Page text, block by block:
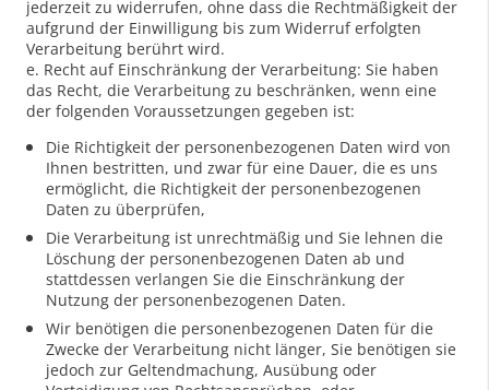
jederzeit zu widerrufen, ohne dass die Rechtmäßigkeit der
aufgrund der Einwilligung bis zum Widerruf erfolgten
Verarbeitung berührt wird.
e. Recht auf Einschränkung der Verarbeitung: Sie haben
das Recht, die Verarbeitung zu beschränken, wenn eine
der folgenden Voraussetzungen gegeben ist:
Die Richtigkeit der personenbezogenen Daten wird von
Ihnen bestritten, und zwar für eine Dauer, die es uns
ermöglicht, die Richtigkeit der personenbezogenen
Daten zu überprüfen,
Die Verarbeitung ist unrechtmäßig und Sie lehnen die
Löschung der personenbezogenen Daten ab und
stattdessen verlangen Sie die Einschränkung der
Nutzung der personenbezogenen Daten.
Wir benötigen die personenbezogenen Daten für die
Zwecke der Verarbeitung nicht länger, Sie benötigen sie
jedoch zur Geltendmachung, Ausübung oder